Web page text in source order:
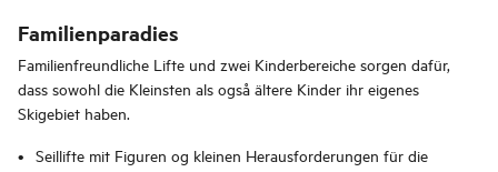
Familienparadies
Familienfreundliche Lifte und zwei Kinderbereiche sorgen dafür,
dass sowohl die Kleinsten als også ältere Kinder ihr eigenes
Skigebiet haben.
Seillifte mit Figuren og kleinen Herausforderungen für die